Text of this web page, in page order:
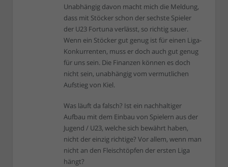
Unabhängig davon macht mich die Meldung,
dass mit Stöcker schon der sechste Spieler
der U23 Fortuna verlässt, so richtig sauer.
Wenn ein Stöcker gut genug ist für einen Liga-
Konkurrenten, muss er doch auch gut genug
für uns sein. Die Finanzen können es doch
nicht sein, unabhängig vom vermutlichen
Aufstieg von Kiel.
Was läuft da falsch? Ist ein nachhaltiger
Aufbau mit dem Einbau von Spielern aus der
Jugend / U23, welche sich bewährt haben,
nicht der einzig richtige? Vor allem, wenn man
nicht an den Fleischtöpfen der ersten Liga
hängt?